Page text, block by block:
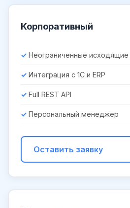
Корпоративный
Неограниченные исходящие
Интеграция с 1С и ERP
Full REST API
Персональный менеджер
Оставить заявку